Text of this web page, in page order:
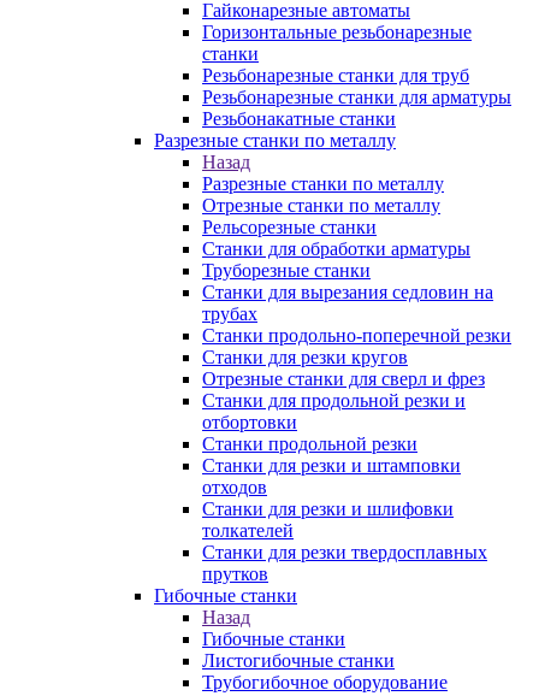
Гайконарезные автоматы
Горизонтальные резьбонарезные
станки
Резьбонарезные станки для труб
Резьбонарезные станки для арматуры
Резьбонакатные станки
Разрезные станки по металлу
Назад
Разрезные станки по металлу
Отрезные станки по металлу
Рельсорезные станки
Станки для обработки арматуры
Труборезные станки
Станки для вырезания седловин на
трубаx
Станки продольно-поперечной резки
Станки для резки кругов
Отрезные станки для сверл и фрез
Станки для продольной резки и
отбортовки
Станки продольной резки
Станки для резки и штамповки
отходов
Станки для резки и шлифовки
толкателей
Станки для резки твердосплавных
прутков
Гибочные станки
Назад
Гибочные станки
Листогибочные станки
Трубогибочное оборудование